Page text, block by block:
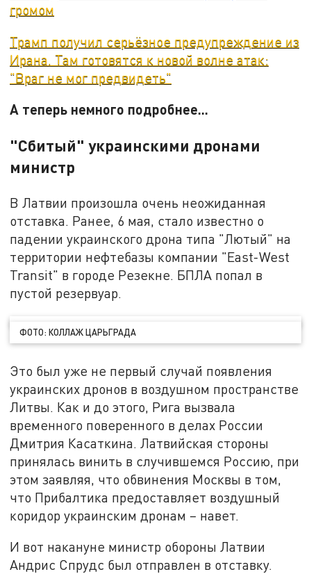
громом
Трамп получил серьёзное предупреждение из
Ирана. Там готовятся к новой волне атак:
"Враг не мог предвидеть"
А теперь немного подробнее...
"Сбитый" украинскими дронами
министр
В Латвии произошла очень неожиданная
отставка. Ранее, 6 мая, стало известно о
падении украинского дрона типа "Лютый" на
территории нефтебазы компании "East-West
Transit" в городе Резекне. БПЛА попал в
пустой резервуар.
ФОТО: КОЛЛАЖ ЦАРЬГРАДА
Это был уже не первый случай появления
украинских дронов в воздушном пространстве
Литвы. Как и до этого, Рига вызвала
временного поверенного в делах России
Дмитрия Касаткина. Латвийская стороны
принялась винить в случившемся Россию, при
этом заявляя, что обвинения Москвы в том,
что Прибалтика предоставляет воздушный
коридор украинским дронам – навет.
И вот накануне министр обороны Латвии
Андрис Спрудс был отправлен в отставку.